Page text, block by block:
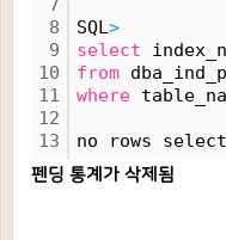
7
8
9
10
11
12
13
SQL>
select
from
where
no rows
펜딩 통계가 삭제됨